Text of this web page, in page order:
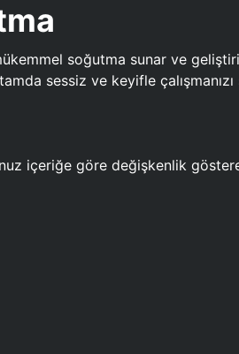
soğutma sunar ve
sessiz ve keyifle çalışmanızı
içeriğe göre değişkenlik